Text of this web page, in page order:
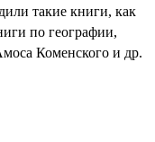
такие книги, как
по географии,
Коменского и др.